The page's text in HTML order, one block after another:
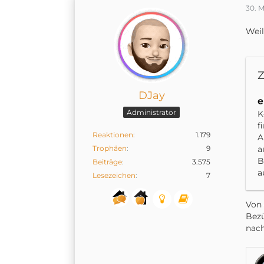
DJay
Administrator
Reaktionen
1.179
Trophäen
9
Beiträge
3.575
Lesezeichen
7
30.
Von